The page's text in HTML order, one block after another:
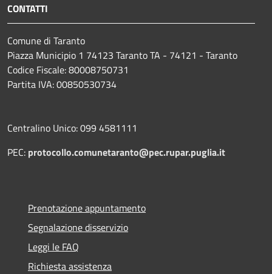
CONTATTI
Comune di Taranto
Piazza Municipio 1 74123 Taranto TA - 74121 - Taranto
Codice Fiscale: 80008750731
Partita IVA: 00850530734
Centralino Unico: 099 4581111
PEC: protocollo.comunetaranto@pec.rupar.puglia.it
Prenotazione appuntamento
Segnalazione disservizio
Leggi le FAQ
Richiesta assistenza